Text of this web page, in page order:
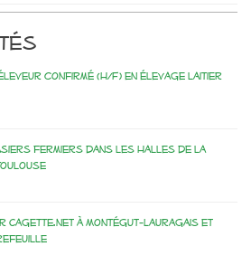
confirmé (H/F) en élevage laitier
fermiers dans les Halles de la
Cagette.net à Montégut-Lauragais et